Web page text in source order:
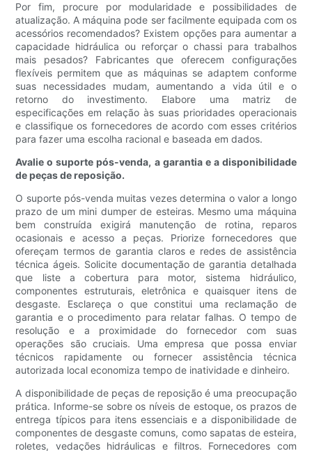
Por fim, procure por modularidade e possibilidades de
atualização. A máquina pode ser facilmente equipada com os
acessórios recomendados? Existem opções para aumentar a
capacidade hidráulica ou reforçar o chassi para trabalhos
mais pesados? Fabricantes que oferecem configurações
flexíveis permitem que as máquinas se adaptem conforme
suas necessidades mudam, aumentando a vida útil e o
retorno do investimento. Elabore uma matriz de
especificações em relação às suas prioridades operacionais
e classifique os fornecedores de acordo com esses critérios
para fazer uma escolha racional e baseada em dados.
Avalie o suporte pós-venda, a garantia e a disponibilidade
de peças de reposição.
O suporte pós-venda muitas vezes determina o valor a longo
prazo de um mini dumper de esteiras. Mesmo uma máquina
bem construída exigirá manutenção de rotina, reparos
ocasionais e acesso a peças. Priorize fornecedores que
ofereçam termos de garantia claros e redes de assistência
técnica ágeis. Solicite documentação de garantia detalhada
que liste a cobertura para motor, sistema hidráulico,
componentes estruturais, eletrônica e quaisquer itens de
desgaste. Esclareça o que constitui uma reclamação de
garantia e o procedimento para relatar falhas. O tempo de
resolução e a proximidade do fornecedor com suas
operações são cruciais. Uma empresa que possa enviar
técnicos rapidamente ou fornecer assistência técnica
autorizada local economiza tempo de inatividade e dinheiro.
A disponibilidade de peças de reposição é uma preocupação
prática. Informe-se sobre os níveis de estoque, os prazos de
entrega típicos para itens essenciais e a disponibilidade de
componentes de desgaste comuns, como sapatas de esteira,
roletes, vedações hidráulicas e filtros. Fornecedores com